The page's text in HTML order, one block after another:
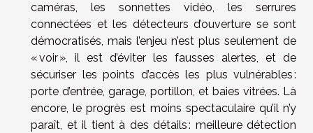
caméras, les sonnettes vidéo, les serrures
connectées et les détecteurs d’ouverture se sont
démocratisés, mais l’enjeu n’est plus seulement de
« voir », il est d’éviter les fausses alertes, et de
sécuriser les points d’accès les plus vulnérables :
porte d’entrée, garage, portillon, et baies vitrées. Là
encore, le progrès est moins spectaculaire qu’il n’y
paraît, et il tient à des détails : meilleure détection